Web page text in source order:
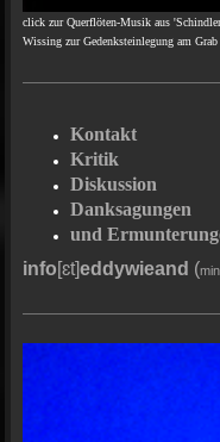
click zur Querflöten-Musik aus
Wissing zur Gedenksteinlegung am
Kontakt
Kritik
Diskussion
Danksagungen
und
info[ɛt]eddywieand (